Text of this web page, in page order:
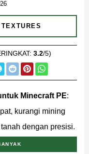
3.2/5)
Minecraft PE:
kurangi mining
dengan presisi.